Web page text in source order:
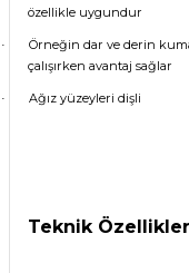
özellikle uygundur
·
Örneğin dar ve derin
çalışırken avantaj sağlar
· Ağız yüzeyleri dişli
Teknik Özellikler